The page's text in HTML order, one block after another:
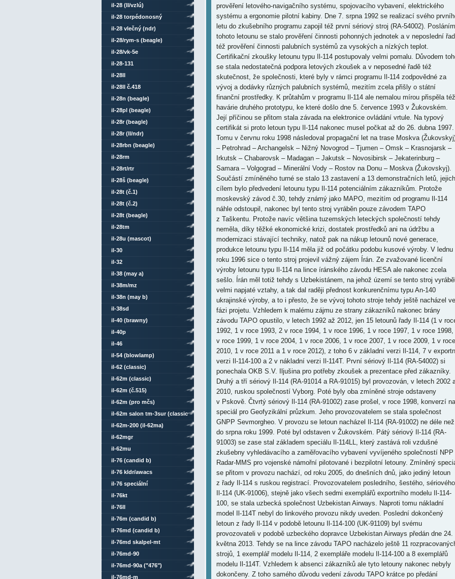
prověření letového-navigačního systému, spojovacího vybavení, elektrického
systému a ergonomie pilotní kabiny. Dne 7. srpna 1992 se realizací svého
letu do zkušebního programu zapojil též první sériový stroj (RA-54002). Posláním
tohoto letounu se stalo prověření činnosti pohonných jednotek a v neposlední
též prověření činnosti palubních systémů za vysokých a nízkých teplot.
Certifikační zkoušky letounu typu Il-114 postupovaly velmi pomalu. Důvodem
se stala nedostatečná podpora letových zkoušek a v neposedné řadě též
skutečnost, že společnosti, které byly v rámci programu Il-114 zodpovědné za
vývoj a dodávky různých palubních systémů, mezitím zcela přišly o státní
finanční prostředky. K průtahům v programu Il-114 ale nemalou mírou přispěla též
havárie druhého prototypu, ke které došlo dne 5. července 1993 v Žukovském.
Její příčinou se přitom stala závada na elektronice ovládání vrtule. Na typový
certifikát si proto letoun typu Il-114 nakonec musel počkat až do 26. dubna 1997.
Tomu v červnu roku 1998 následoval propagační let na trase Moskva
– Petrohrad – Archangelsk – Nižný Novogrod – Tjumen – Omsk – Krasnojarsk –
Irkutsk – Chabarovsk – Madagan – Jakutsk – Novosibirsk – Jekaterinburg –
Samara – Volgograd – Minerální Vody – Rostov na Donu – Moskva (Žukovskyj).
Součástí zmíněného turné se stalo 13 zastavení a 13 demonstračních letů,
cílem bylo předvedení letounu typu Il-114 potenciálním zákazníkům. Protože
moskevský závod č.30, tehdy známý jako MAPO, mezitím od programu Il-114
náhle odstoupil, nakonec byl tento stroj vyráběn pouze závodem TAPO
z Taškentu. Protože navíc většina tuzemských leteckých společností tehdy
neměla, díky těžké ekonomické krizi, dostatek prostředků ani na údržbu a
modernizaci stávající techniky, natož pak na nákup letounů nové generace,
produkce letounu typu Il-114 měla již od počátku podobu kusové výroby. V lednu
roku 1996 sice o tento stroj projevil vážný zájem Írán. Ze zvažované licenční
výroby letounu typu Il-114 na lince íránského závodu HESA ale nakonec zcela
sešlo. Írán měl totiž tehdy s Uzbekistánem, na jehož území se tento stroj
velmi napjaté vztahy, a tak dal raději přednost konkurenčnímu typu An-140
ukrajinské výroby, a to i přesto, že se vývoj tohoto stroje tehdy ještě nacházel ve
fázi projetu. Vzhledem k malému zájmu ze strany zákazníků nakonec brány
závodu TAPO opustilo, v letech 1992 až 2012, jen 15 letounů řady Il-114 (1 v
1992, 1 v roce 1993, 2 v roce 1994, 1 v roce 1996, 1 v roce 1997, 1 v roce 1998,
v roce 1999, 1 v roce 2004, 1 v roce 2006, 1 v roce 2007, 1 v roce 2009, 1 v roce
2010, 1 v roce 2011 a 1 v roce 2012), z toho 6 v základní verzi Il-114, 7 v
verzi Il-114-100 a 2 v nákladní verzi Il-114T. První sériový Il-114 (RA-54002) si
ponechala OKB S.V. Iljušina pro potřeby zkoušek a prezentace před zákazníky.
Druhý a tří sériový Il-114 (RA-91014 a RA-91015) byl provozován, v letech 2002
2010, ruskou společností Vyborg. Poté byly oba zmíněné stroje odstaveny
v Pskově. Čtvrtý sériový Il-114 (RA-91002) zase prošel, v roce 1998, konverzí na
speciál pro Geofyzikální průzkum. Jeho provozovatelem se stala společnost
GNPP Sevmorgheo. V provozu se letoun nacházel Il-114 (RA-91002) ne déle než
do srpna roku 1999. Poté byl odstaven v Žukovském. Pátý sériový Il-114 (RA-
91003) se zase stal základem speciálu Il-114LL, který zastává roli vzdušné
zkušebny vyhledávacího a zaměřovacího vybavení vyvíjeného společností NPP
Radar-MMS pro vojenské námořní pilotované i bezpilotní letouny. Zmíněný
se přitom v provozu nachází, od roku 2005, do dnešních dnů, jako jediný letoun
z řady Il-114 s ruskou registrací. Provozovatelem posledního, šestého, sériového
Il-114 (UK-91006), stejně jako všech sedmi exemplářů exportního modelu Il-114-
100, se stala uzbecká společnost Uzbekistan Airways. Naproti tomu nákladní
model Il-114T nebyl do linkového provozu nikdy uveden. Poslední dokončený
letoun z řady Il-114 v podobě letounu Il-114-100 (UK-91109) byl svému
provozovateli v podobě uzbeckého dopravce Uzbekistan Airways předán dne 24.
května 2013. Tehdy se na lince závodu TAPO nacházelo ještě 11
strojů, 1 exemplář modelu Il-114, 2 exempláře modelu Il-114-100 a 8 exemplářů
modelu Il-114T. Vzhledem k absenci zákazníků ale tyto letouny nakonec nebyly
dokončeny. Z toho samého důvodu vedení závodu TAPO krátce po předání
il-28 (ll/vzlú)
il-28 torpédonosný
il-28 vlečný (ndr)
il-28/rym-s (beagle)
il-28/vk-5e
il-28-131
il-28ll
il-28ll č.418
il-28n (beagle)
il-28pl (beagle)
il-28r (beagle)
il-28r (ll/ndr)
il-28rbn (beagle)
il-28rm
il-28rt/rtr
il-28š (beagle)
il-28t (č.1)
il-28t (č.2)
il-28t (beagle)
il-28tm
il-28u (mascot)
il-30
il-32
il-38 (may a)
il-38m/mz
il-38n (may b)
il-38sd
il-40 (brawny)
il-40p
il-46
il-54 (blowlamp)
il-62 (classic)
il-62m (classic)
il-62m (č.515)
il-62m (pro mčs)
il-62m salon tm-3sur (classic
comsat mod)
il-62m-200 (il-62ma)
il-62mgr
il-62mu
il-76 (candid b)
il-76 kldr/awacs
il-76 speciální
il-76kt
il-76ll
il-76m (candid b)
il-76md (candid b)
il-76md skalpel-mt
il-76md-90
il-76md-90a ("476")
il-76md-m